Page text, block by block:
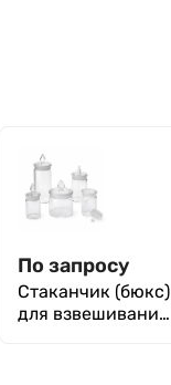
По запросу
Стаканчик (бюкс)
для взвешивания